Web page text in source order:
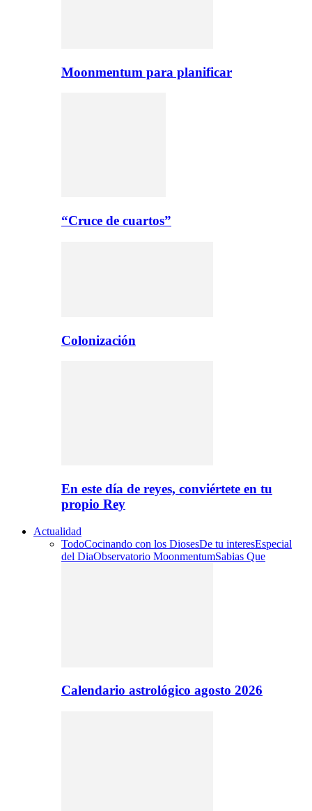
Moonmentum para planificar
“Cruce de cuartos”
Colonización
En este día de reyes, conviértete en tu
propio Rey
Actualidad
TodoCocinando con los DiosesDe tu interesEspecial
del DiaObservatorio MoonmentumSabias Que
Calendario astrológico agosto 2026